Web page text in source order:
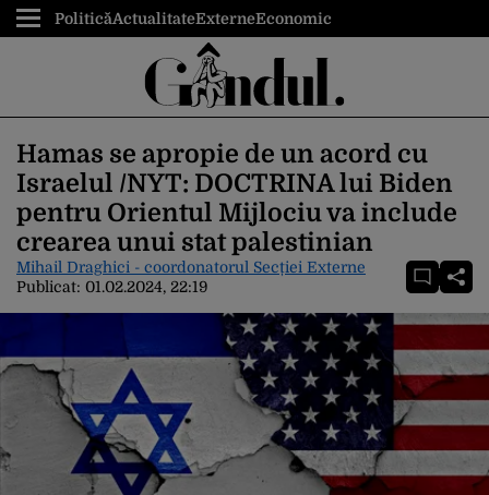
PoliticăActualitateExterneEconomic
Hamas se apropie de un acord cu
Israelul /NYT: DOCTRINA lui Biden
pentru Orientul Mijlociu va include
crearea unui stat palestinian
Mihail Draghici - coordonatorul Secției Externe
Publicat: 01.02.2024, 22:19